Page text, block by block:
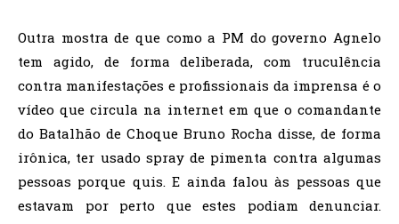
Outra mostra de que como a PM do governo Agnelo
tem agido, de forma deliberada, com truculência
contra manifestações e profissionais da imprensa é o
vídeo que circula na internet em que o comandante
do Batalhão de Choque Bruno Rocha disse, de forma
irônica, ter usado spray de pimenta contra algumas
pessoas porque quis. E ainda falou às pessoas que
estavam por perto que estes podiam denunciar.